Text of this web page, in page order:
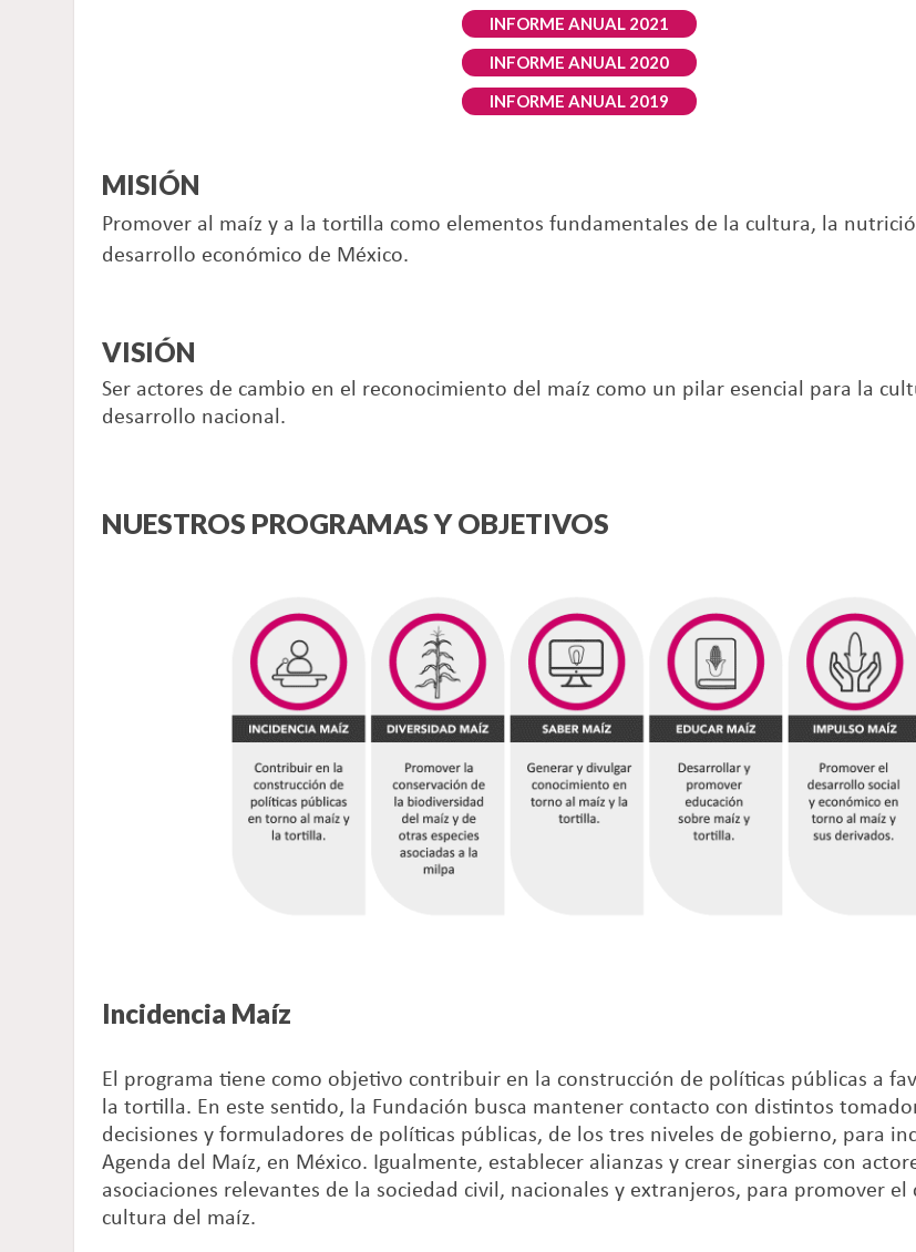
INFORME ANUAL 2021
INFORME ANUAL 2020
INFORME ANUAL 2019
MISIÓN
Promover al maíz y a la tortilla como elementos fundamentales de la cultura, la
desarrollo económico de México.
VISIÓN
Ser actores de cambio en el reconocimiento del maíz como un pilar esencial para la
desarrollo nacional.
NUESTROS PROGRAMAS Y OBJETIVOS
Incidencia Maíz
El programa tiene como objetivo contribuir en la construcción de políticas públicas a
la tortilla. En este sentido, la Fundación busca mantener contacto con distintos
decisiones y formuladores de políticas públicas, de los tres niveles de gobierno, para
Agenda del Maíz, en México. Igualmente, establecer alianzas y crear sinergias con
asociaciones relevantes de la sociedad civil, nacionales y extranjeros, para promover el
cultura del maíz.